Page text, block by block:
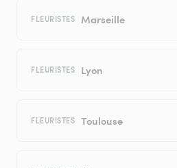
FLEURISTES Marseille
FLEURISTES Lyon
FLEURISTES Toulouse